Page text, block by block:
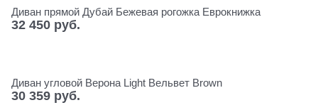
Диван прямой Дубай Бежевая рогожка Еврокнижка
32 450 руб.
Диван угловой Верона Light Вельвет Brown
30 359 руб.